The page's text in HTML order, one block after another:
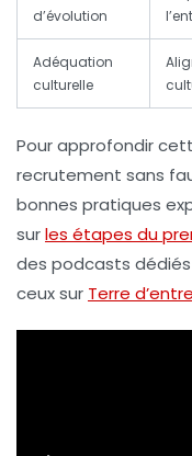
d’évolution
Adéquation
culturelle
Pour approfondir
recrutement sans
bonnes pratiques
surles étapes du
des podcasts
ceux sur Terre